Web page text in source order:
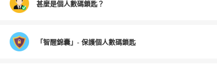
甚麼是個人數碼鎖匙？
「智醒錦囊」- 保護個人數碼鎖匙